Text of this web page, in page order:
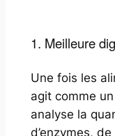
1. Meilleure
Une fois les
agit comme
analyse la
d’enzymes,